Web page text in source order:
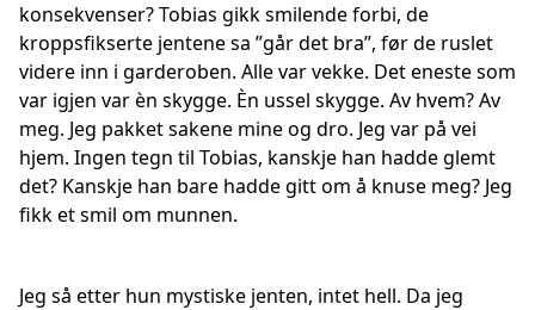
konsekvenser? Tobias gikk smilende forbi, de
kroppsfikserte jentene sa ”går det bra”, før de ruslet
videre inn i garderoben. Alle var vekke. Det eneste som
var igjen var èn skygge. Èn ussel skygge. Av hvem? Av
meg. Jeg pakket sakene mine og dro. Jeg var på vei
hjem. Ingen tegn til Tobias, kanskje han hadde glemt
det? Kanskje han bare hadde gitt om å knuse meg? Jeg
fikk et smil om munnen.
Jeg så etter hun mystiske jenten, intet hell. Da jeg